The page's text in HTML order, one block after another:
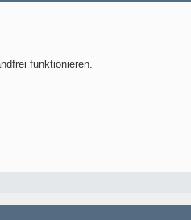
funktionieren.